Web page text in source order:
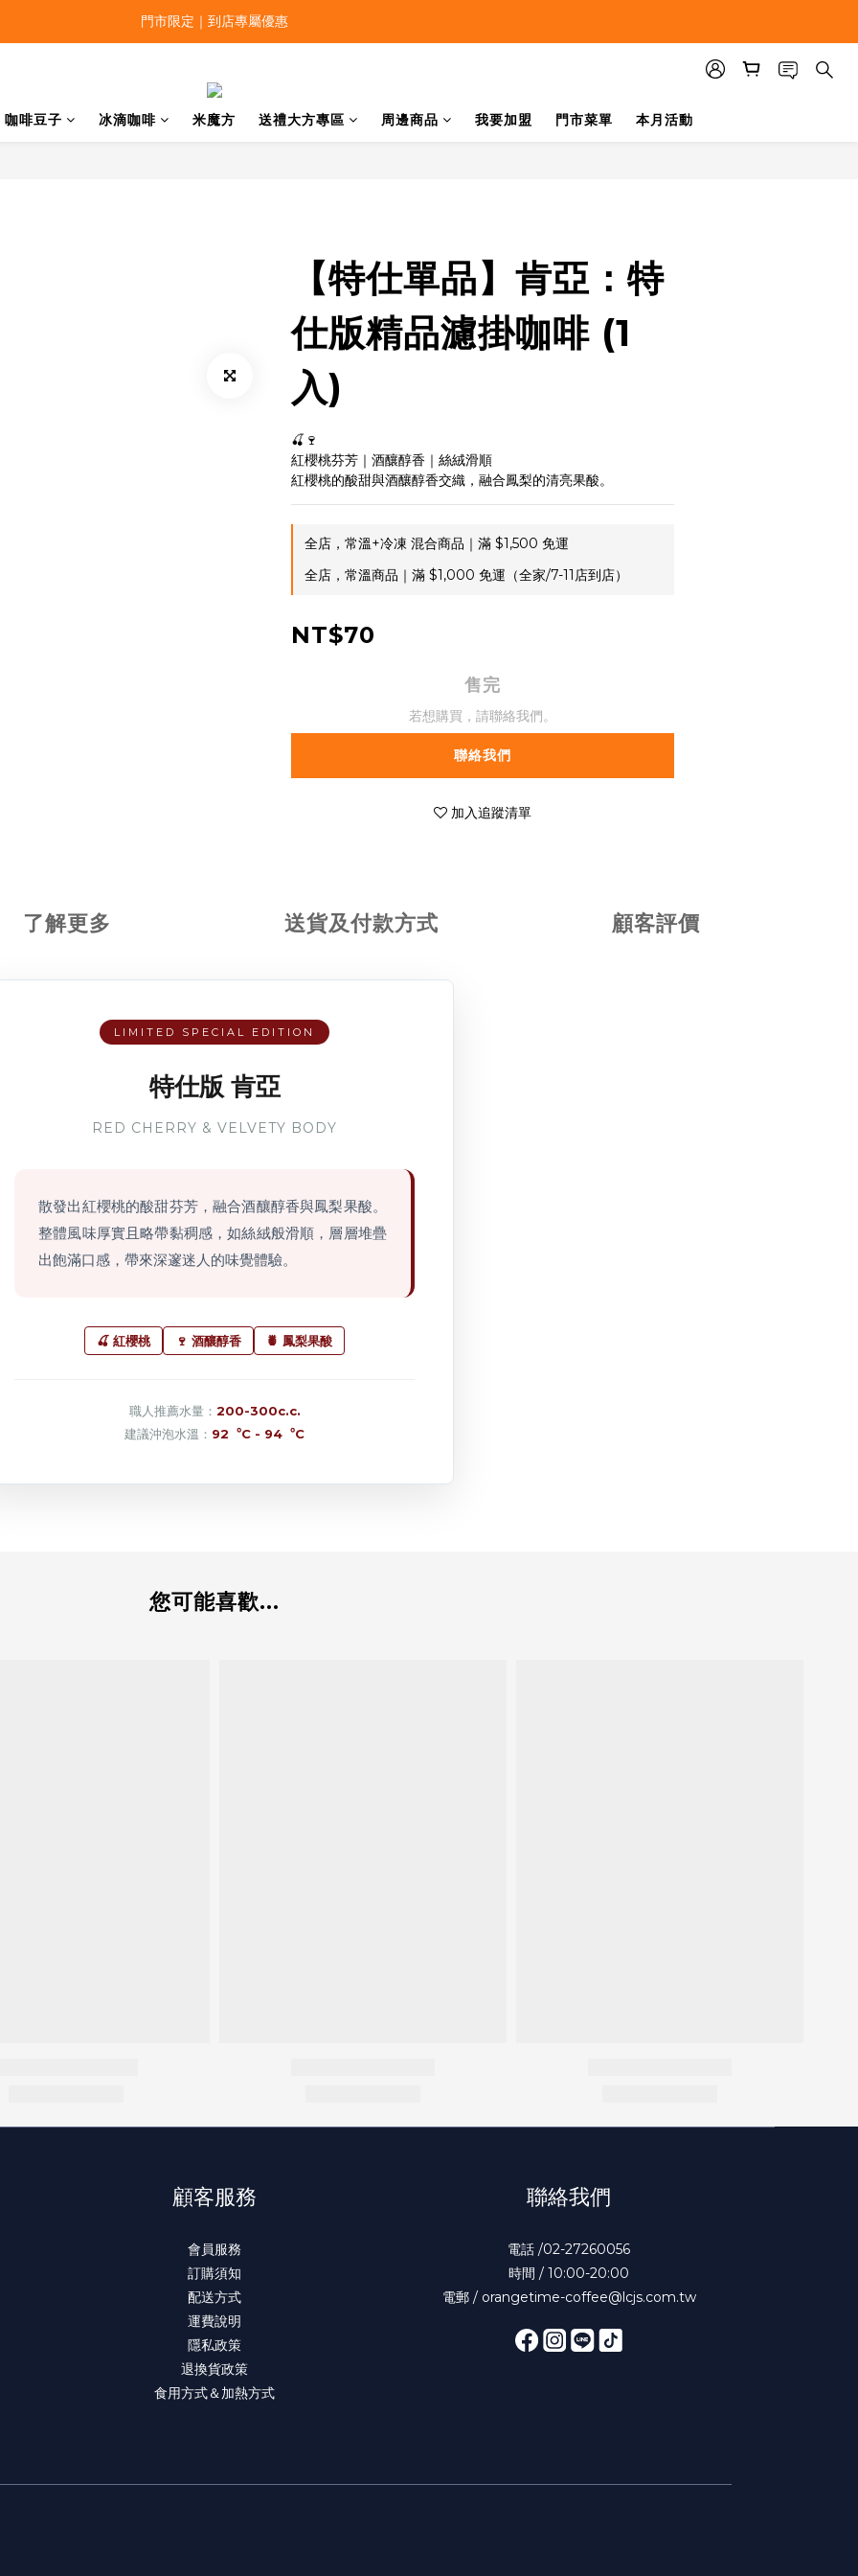
門市限定｜到店專屬優惠
咖啡豆子 冰滴咖啡 米魔方 送禮大方專區 周邊商品 我要加盟 門市菜單 本月活動
【特仕單品】肯亞：特
仕版精品濾掛咖啡 (1
入)
🍒🍷
紅櫻桃芬芳｜酒釀醇香｜絲絨滑順
紅櫻桃的酸甜與酒釀醇香交織，融合鳳梨的清亮果酸。
全店，常溫+冷凍 混合商品｜滿 $1,500 免運
全店，常溫商品｜滿 $1,000 免運（全家/7-11店到店）
NT$70
售完
若想購買，請聯絡我們。
聯絡我們
加入追蹤清單
了解更多 送貨及付款方式 顧客評價
LIMITED SPECIAL EDITION
特仕版 肯亞
RED CHERRY & VELVETY BODY
散發出紅櫻桃的酸甜芬芳，融合酒釀醇香與鳳梨果酸。
整體風味厚實且略帶黏稠感，如絲絨般滑順，層層堆疊
出飽滿口感，帶來深邃迷人的味覺體驗。
🍒 紅櫻桃 🍷 酒釀醇香 🍍 鳳梨果酸
職人推薦水量： 200-300c.c.
建議沖泡水溫： 92︒C - 94︒C
您可能喜歡...
顧客服務
會員服務
訂購須知
配送方式
運費說明
隱私政策
退換貨政策
食用方式＆加熱方式
聯絡我們
電話 /02-27260056
時間 / 10:00-20:00
電郵 / orangetime-coffee@lcjs.com.tw